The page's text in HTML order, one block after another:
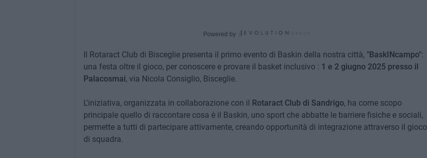
Powered by
Il Rotaract Club di Bisceglie presenta il primo evento di Baskin della nostra città, "BaskINcampo":
una festa oltre il gioco, per conoscere e provare il basket inclusivo : 1 e 2 giugno 2025 presso il
Palacosmai, via Nicola Consiglio, Bisceglie.
L'iniziativa, organizzata in collaborazione con il Rotaract Club di Sandrigo, ha come scopo
principale quello di raccontare cosa è il Baskin, uno sport che abbatte le barriere fisiche e sociali,
permette a tutti di partecipare attivamente, creando opportunità di integrazione attraverso il gioco
di squadra.